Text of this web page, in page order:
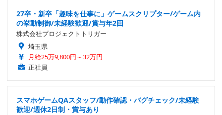
27卒・新卒「趣味を仕事に」ゲームスクリプター/ゲーム内
の挙動制御/未経験歓迎/賞与年2回
株式会社プロジェクトトリガー
埼玉県
月給25万9,800円～32万円
正社員
スマホゲームQAスタッフ/動作確認・バグチェック/未経験
歓迎/週休2日制・賞与あり